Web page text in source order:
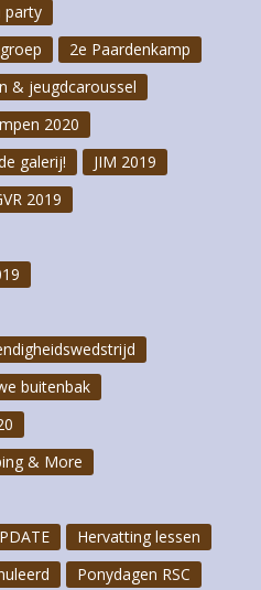
party
2e Paardenkamp
& jeugdcaroussel
2020
galerij!
JIM 2019
2019
buitenbak
& More
Hervatting lessen
Ponydagen RSC